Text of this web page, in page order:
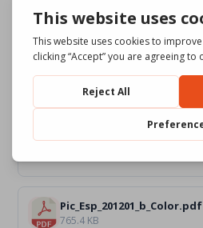
Pic_Esp_201201_a_Color.pdf
810.72 KB
Pic_Esp_201201_b_BW.pdf
Pic_Esp_201201_b_Color.pdf
765.4 KB